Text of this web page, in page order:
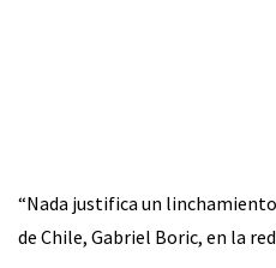
“Nada justifica un
de Chile, Gabriel Boric, en la